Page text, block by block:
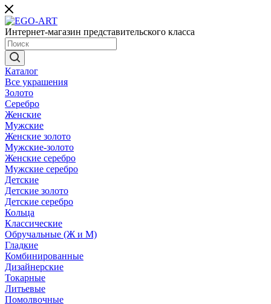
Интернет-магазин представительского класса
Каталог
Все украшения
Золото
Серебро
Женские
Мужские
Женские золото
Мужские-золото
Женские серебро
Мужские серебро
Детские
Детские золото
Детские серебро
Кольца
Классические
Обручальные (Ж и М)
Гладкие
Комбинированные
Дизайнерские
Токарные
Литьевые
Помолвочные